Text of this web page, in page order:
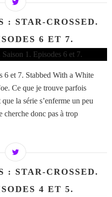
: STAR-CROSSED.
6 ET 7.
6 et 7. Stabbed With a White
Ce que je trouve parfois
la série s’enferme un peu
cherche donc pas à trop
: STAR-CROSSED.
4 ET 5.